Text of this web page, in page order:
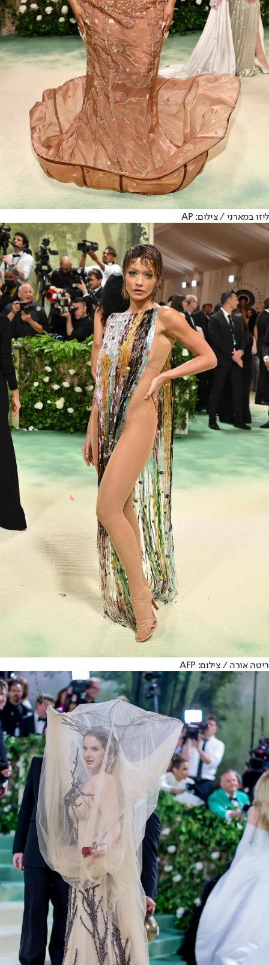
ליזו במארני / צילום: AP
ריטה אורה / צילום: AFP